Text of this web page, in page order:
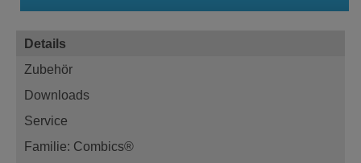
Details
Zubehör
Downloads
Service
Familie: Combics®